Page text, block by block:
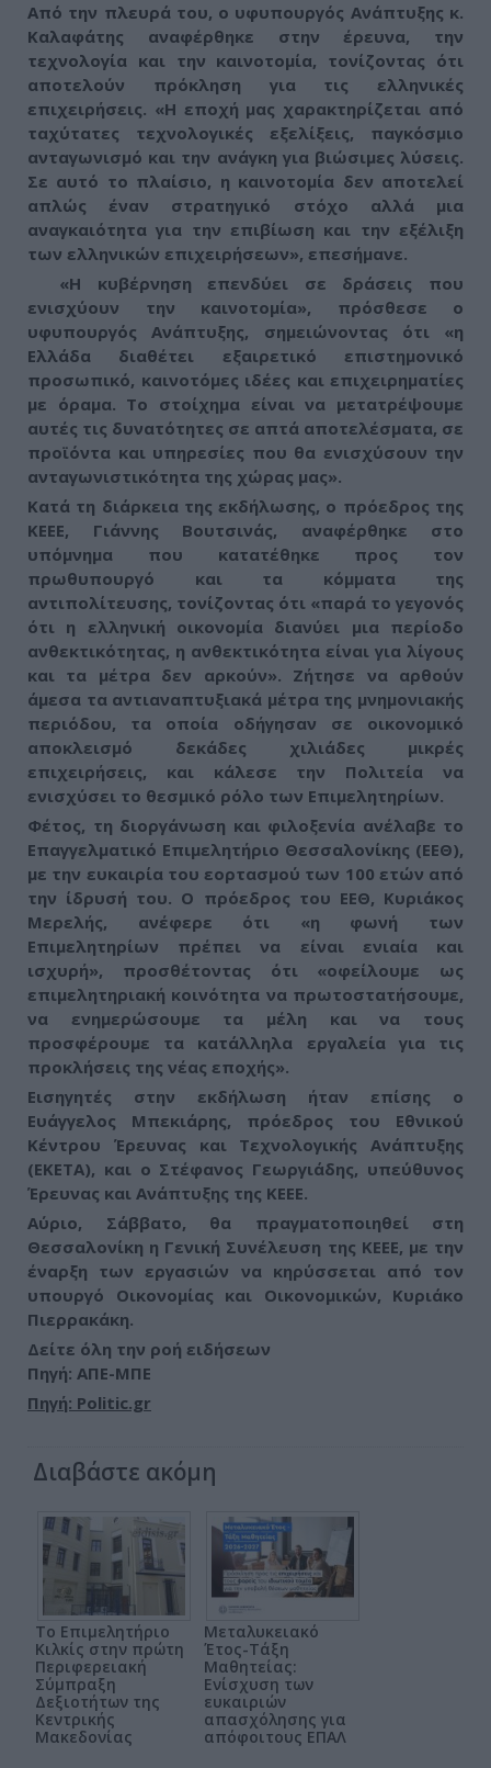
Από την πλευρά του, ο υφυπουργός Ανάπτυξης κ.
Καλαφάτης αναφέρθηκε στην έρευνα, την
τεχνολογία και την καινοτομία, τονίζοντας ότι
αποτελούν πρόκληση για τις ελληνικές
επιχειρήσεις. «Η εποχή μας χαρακτηρίζεται από
ταχύτατες τεχνολογικές εξελίξεις, παγκόσμιο
ανταγωνισμό και την ανάγκη για βιώσιμες λύσεις.
Σε αυτό το πλαίσιο, η καινοτομία δεν αποτελεί
απλώς έναν στρατηγικό στόχο αλλά μια
αναγκαιότητα για την επιβίωση και την εξέλιξη
των ελληνικών επιχειρήσεων», επεσήμανε.
«Η κυβέρνηση επενδύει σε δράσεις που
ενισχύουν την καινοτομία», πρόσθεσε ο
υφυπουργός Ανάπτυξης, σημειώνοντας ότι «η
Ελλάδα διαθέτει εξαιρετικό επιστημονικό
προσωπικό, καινοτόμες ιδέες και επιχειρηματίες
με όραμα. Το στοίχημα είναι να μετατρέψουμε
αυτές τις δυνατότητες σε απτά αποτελέσματα, σε
προϊόντα και υπηρεσίες που θα ενισχύσουν την
ανταγωνιστικότητα της χώρας μας».
Κατά τη διάρκεια της εκδήλωσης, ο πρόεδρος της
ΚΕΕΕ, Γιάννης Βουτσινάς, αναφέρθηκε στο
υπόμνημα που κατατέθηκε προς τον
πρωθυπουργό και τα κόμματα της
αντιπολίτευσης, τονίζοντας ότι «παρά το γεγονός
ότι η ελληνική οικονομία διανύει μια περίοδο
ανθεκτικότητας, η ανθεκτικότητα είναι για λίγους
και τα μέτρα δεν αρκούν». Ζήτησε να αρθούν
άμεσα τα αντιαναπτυξιακά μέτρα της μνημονιακής
περιόδου, τα οποία οδήγησαν σε οικονομικό
αποκλεισμό δεκάδες χιλιάδες μικρές
επιχειρήσεις, και κάλεσε την Πολιτεία να
ενισχύσει το θεσμικό ρόλο των Επιμελητηρίων.
Φέτος, τη διοργάνωση και φιλοξενία ανέλαβε το
Επαγγελματικό Επιμελητήριο Θεσσαλονίκης (ΕΕΘ),
με την ευκαιρία του εορτασμού των 100 ετών από
την ίδρυσή του. Ο πρόεδρος του ΕΕΘ, Κυριάκος
Μερελής, ανέφερε ότι «η φωνή των
Επιμελητηρίων πρέπει να είναι ενιαία και
ισχυρή», προσθέτοντας ότι «οφείλουμε ως
επιμελητηριακή κοινότητα να πρωτοστατήσουμε,
να ενημερώσουμε τα μέλη και να τους
προσφέρουμε τα κατάλληλα εργαλεία για τις
προκλήσεις της νέας εποχής».
Εισηγητές στην εκδήλωση ήταν επίσης ο
Ευάγγελος Μπεκιάρης, πρόεδρος του Εθνικού
Κέντρου Έρευνας και Τεχνολογικής Ανάπτυξης
(ΕΚΕΤΑ), και ο Στέφανος Γεωργιάδης, υπεύθυνος
Έρευνας και Ανάπτυξης της ΚΕΕΕ.
Αύριο, Σάββατο, θα πραγματοποιηθεί στη
Θεσσαλονίκη η Γενική Συνέλευση της ΚΕΕΕ, με την
έναρξη των εργασιών να κηρύσσεται από τον
υπουργό Οικονομίας και Οικονομικών, Κυριάκο
Πιερρακάκη.
Δείτε όλη την ροή ειδήσεων
Πηγή: ΑΠΕ-ΜΠΕ
Πηγή: Politic.gr
Διαβάστε ακόμη
Το Επιμελητήριο
Κιλκίς στην πρώτη
Περιφερειακή
Σύμπραξη
Δεξιοτήτων της
Κεντρικής
Μακεδονίας
Μεταλυκειακό
Έτος-Τάξη
Μαθητείας:
Ενίσχυση των
ευκαιριών
απασχόλησης για
απόφοιτους ΕΠΑΛ